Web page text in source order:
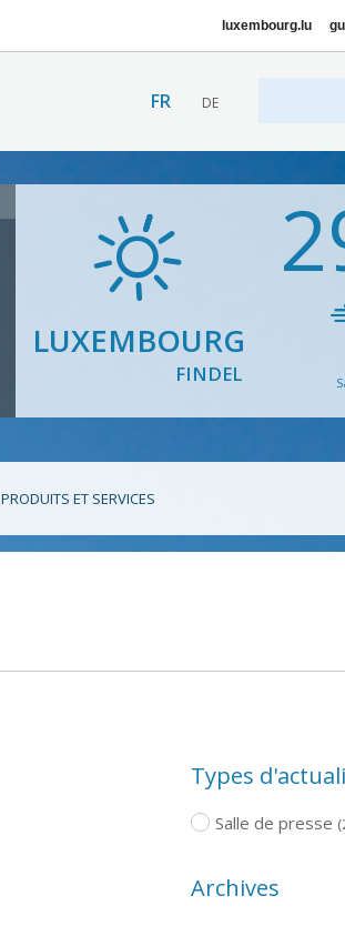
luxembourg.lu
FR DE
LUXEMBOURG
FINDEL
PRODUITS ET SERVICES
Types
Salle de presse
Archives